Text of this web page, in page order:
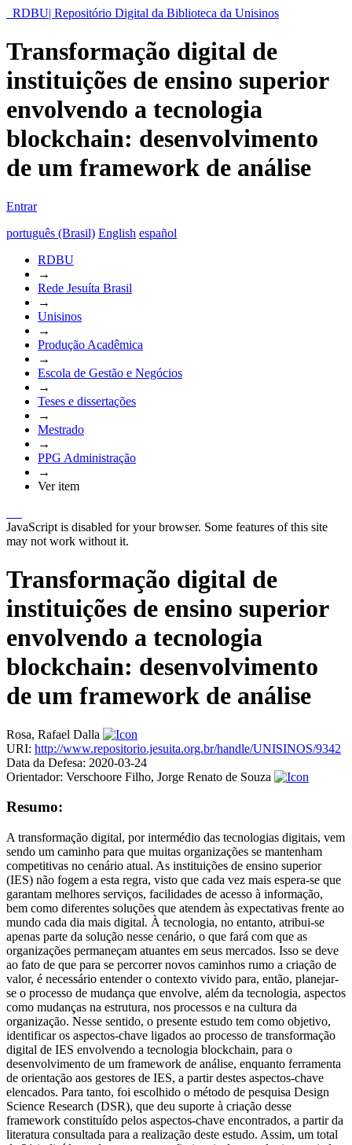
RDBU| Repositório Digital da Biblioteca da Unisinos
Transformação digital de
instituições de ensino superior
envolvendo a tecnologia
blockchain: desenvolvimento
de um framework de análise
Entrar
português (Brasil) English español
RDBU
→
Rede Jesuíta Brasil
→
Unisinos
→
Produção Acadêmica
→
Escola de Gestão e Negócios
→
Teses e dissertações
→
Mestrado
→
PPG Administração
→
Ver item
JavaScript is disabled for your browser. Some features of this site
may not work without it.
Transformação digital de
instituições de ensino superior
envolvendo a tecnologia
blockchain: desenvolvimento
de um framework de análise
Rosa, Rafael Dalla
URI: http://www.repositorio.jesuita.org.br/handle/UNISINOS/9342
Data da Defesa: 2020-03-24
Orientador: Verschoore Filho, Jorge Renato de Souza
Resumo:
A transformação digital, por intermédio das tecnologias digitais, vem
sendo um caminho para que muitas organizações se mantenham
competitivas no cenário atual. As instituições de ensino superior
(IES) não fogem a esta regra, visto que cada vez mais espera-se que
garantam melhores serviços, facilidades de acesso à informação,
bem como diferentes soluções que atendem às expectativas frente ao
mundo cada dia mais digital. À tecnologia, no entanto, atribui-se
apenas parte da solução nesse cenário, o que fará com que as
organizações permaneçam atuantes em seus mercados. Isso se deve
ao fato de que para se percorrer novos caminhos rumo a criação de
valor, é necessário entender o contexto vivido para, então, planejar-
se o processo de mudança que envolve, além da tecnologia, aspectos
como mudanças na estrutura, nos processos e na cultura da
organização. Nesse sentido, o presente estudo tem como objetivo,
identificar os aspectos-chave ligados ao processo de transformação
digital de IES envolvendo a tecnologia blockchain, para o
desenvolvimento de um framework de análise, enquanto ferramenta
de orientação aos gestores de IES, a partir destes aspectos-chave
elencados. Para tanto, foi escolhido o método de pesquisa Design
Science Research (DSR), que deu suporte à criação desse
framework constituído pelos aspectos-chave encontrados, a partir da
literatura consultada para a realização deste estudo. Assim, um total